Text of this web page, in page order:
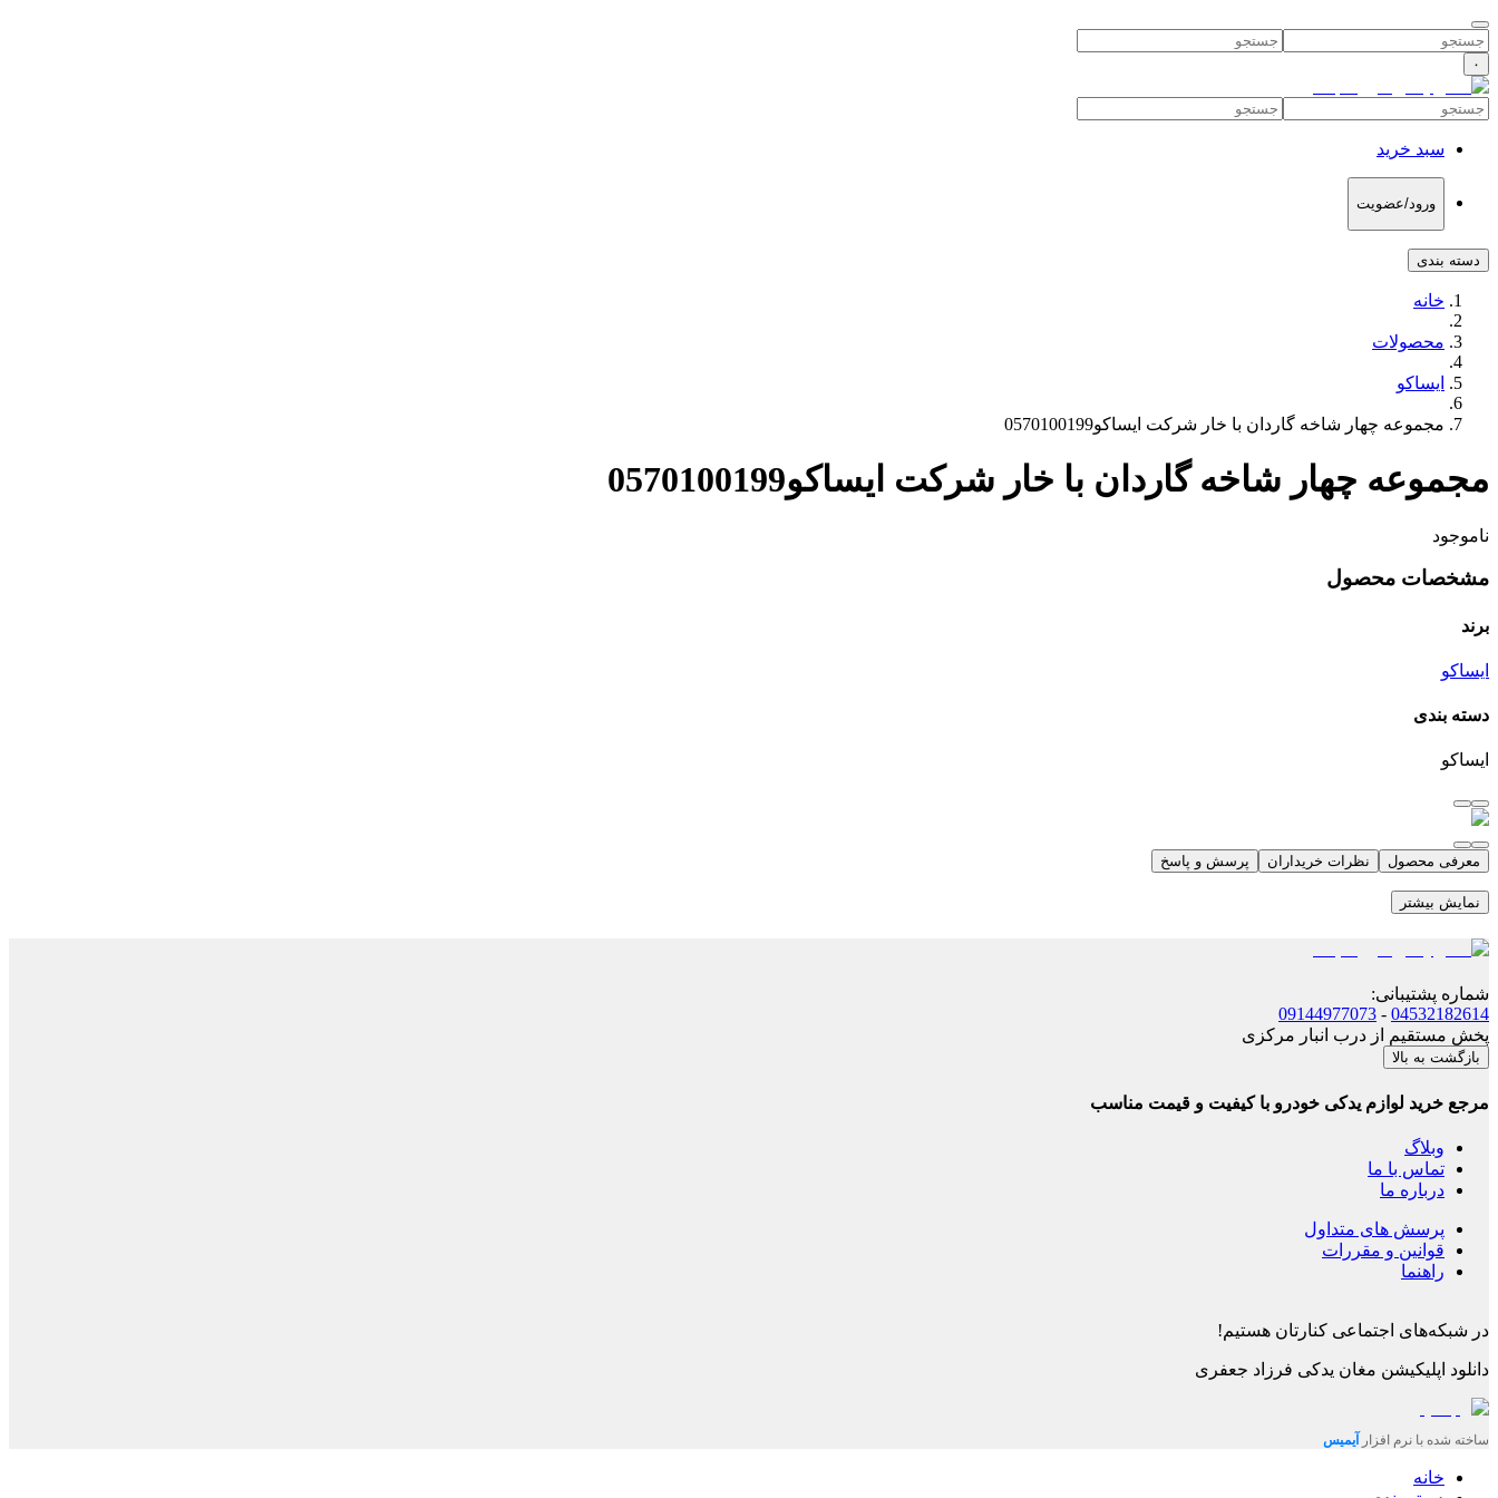
۰
سبد خرید
ورود/عضویت
دسته بندی
خانه
محصولات
ایساکو
مجموعه چهار شاخه گاردان با خار شرکت ایساکو0570100199
مجموعه چهار شاخه گاردان با خار شرکت ایساکو0570100199
ناموجود
مشخصات محصول
برند
ایساکو
دسته بندی
ایساکو
معرفی محصول نظرات خریداران پرسش و پاسخ
نمایش بیشتر
شماره پشتیبانی:
04532182614
-
09144977073
پخش مستقیم از درب انبار مرکزی
بازگشت به بالا
مرجع خرید لوازم یدکی خودرو با کیفیت و قیمت مناسب
وبلاگ
تماس با ما
درباره ما
پرسش های متداول
قوانین و مقررات
راهنما
در شبکه‌های اجتماعی کنارتان هستیم!
دانلود اپلیکیشن مغان یدکی فرزاد جعفری
ساخته شده با نرم افزار آیمیس
خانه